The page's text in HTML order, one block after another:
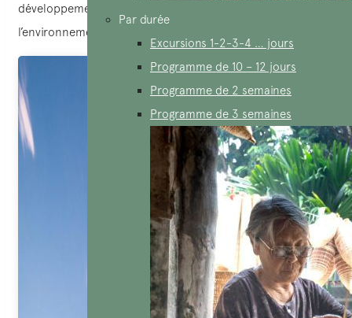
Par durée
Excursions 1-2-3-4 … jours
Programme de 10 – 12 jours
Programme de 2 semaines
Programme de 3 semaines
développement durable afin de minimiser son impact sur
l’environnement environnant.